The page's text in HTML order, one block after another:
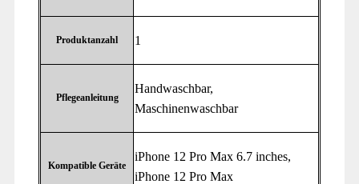
Produktanzahl ‎1
Pflegeanleitung
‎Handwaschbar,
Maschinenwaschbar
Kompatible Geräte
‎iPhone 12 Pro Max 6.7 inches,
iPhone 12 Pro Max